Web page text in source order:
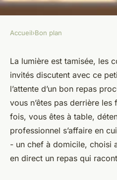
BON PLAN
Comment
domicile pour
en 2026
François-Xavier• 17/03/2026
Accueil›Bon plan
La lumière est tamisée, les
invités discutent avec ce
l’attente d’un bon repas
vous n’êtes pas derrière
fois, vous êtes à table,
professionnel s’affaire en
- un chef à domicile, choisi
en direct un repas qui